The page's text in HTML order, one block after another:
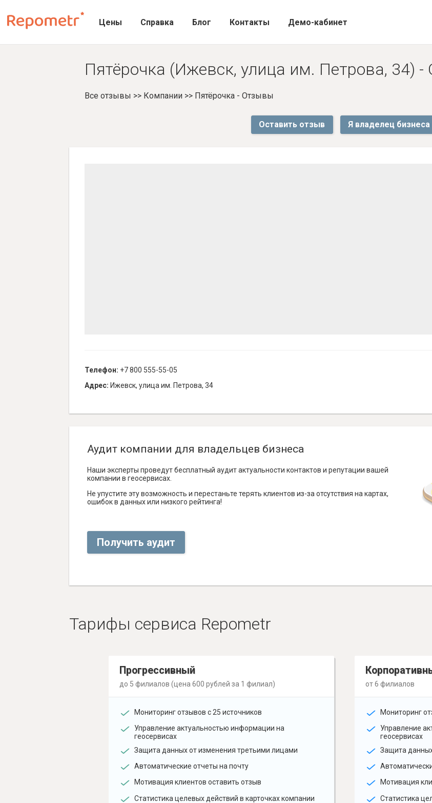
Цены Справка Блог Контакты Демо-кабинет
Пятёрочка (Ижевск, улица им. Петрова, 34)
Все отзывы >> Компании>> Пятёрочка - Отзывы
Оставить отзыв Я владелец бизнеса
Телефон: +7 800 555-55-05
Адрес: Ижевск, улица им. Петрова, 34
Аудит компании для владельцев бизнеса
Наши эксперты проведут бесплатный аудит актуальности контактов и репутации вашей
компании в геосервисах.
Не упустите эту возможность и перестаньте терять клиентов из-за отсутствия на картах,
ошибок в данных или низкого рейтинга!
Получить аудит
Тарифы сервиса Repometr
Прогрессивный
до 5 филиалов (цена 600 рублей за 1 филиал)
Мониторинг отзывов с 25 источников
Управление актуальностью информации на
геосервисах
Защита данных от изменения третьими лицами
Автоматические отчеты на почту
Мотивация клиентов оставить отзыв
Статистика целевых действий в карточках компании
от 6 филиалов
Мониторинг
Управление
геосервисах
Защита
Мотивация
Статистика